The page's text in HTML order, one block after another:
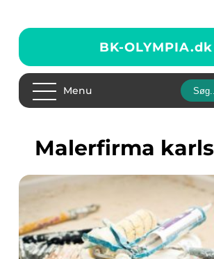
BK-OLYMPIA.dk
Menu
malerfirma